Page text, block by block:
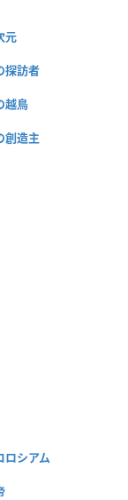
元
探訪者
越鳥
創造主
ロシアム